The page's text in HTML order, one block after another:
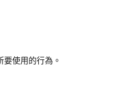
使用的行為。